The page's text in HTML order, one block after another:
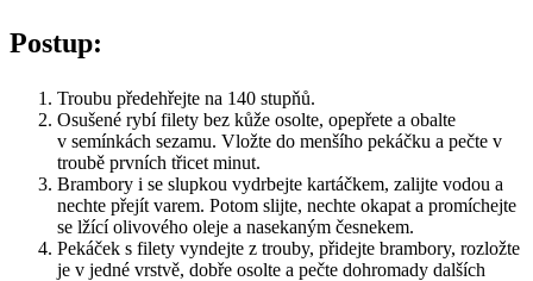
Postup:
Troubu předehřejte na 140 stupňů.
Osušené rybí filety bez kůže osolte, opepřete a obalte
v semínkách sezamu. Vložte do menšího pekáčku a pečte v
troubě prvních třicet minut.
Brambory i se slupkou vydrbejte kartáčkem, zalijte vodou a
nechte přejít varem. Potom slijte, nechte okapat a promíchejte
se lžící olivového oleje a nasekaným česnekem.
Pekáček s filety vyndejte z trouby, přidejte brambory, rozložte
je v jedné vrstvě, dobře osolte a pečte dohromady dalších